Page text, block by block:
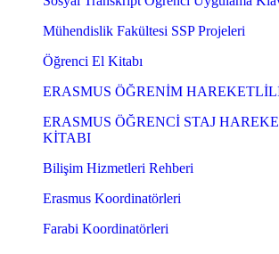
Mühendislik Fakültesi SSP Projeleri
Öğrenci El Kitabı
ERASMUS ÖĞRENİM
ERASMUS ÖĞRENCİ STAJ
KİTABI
Bilişim Hizmetleri Rehberi
Erasmus Koordinatörleri
Farabi Koordinatörleri